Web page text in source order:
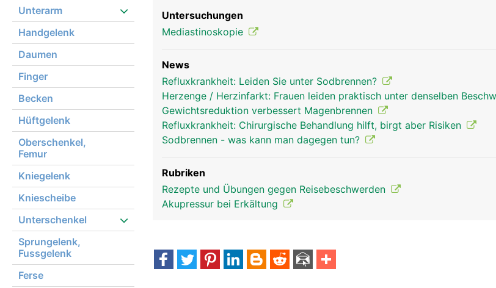
Unterarm
Handgelenk
Daumen
Finger
Becken
Hüftgelenk
Oberschenkel,
Femur
Kniegelenk
Kniescheibe
Unterschenkel
Sprungelenk,
Fussgelenk
Ferse
Brustbein Frau
Untersuchungen
Mediastinoskopie
News
Refluxkrankheit: Leiden Sie unter Sodbrennen?
Herzenge / Herzinfarkt: Frauen leiden praktisch unter denselben
Gewichtsreduktion verbessert Magenbrennen
Refluxkrankheit: Chirurgische Behandlung hilft, birgt aber Risiken
Sodbrennen - was kann man dagegen tun?
Rubriken
Rezepte und Übungen gegen Reisebeschwerden
Akupressur bei Erkältung